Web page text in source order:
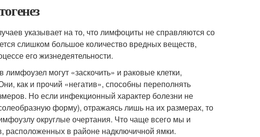
указывает на то, что лимфоциты не справляются со
слишком большое количество вредных веществ,
его жизнедеятельности.
могут «заскочить» и раковые клетки,
как и прочий «негатив», способны переполнять
Но если инфекционный характер болезни не
форму), отражаясь лишь на их размерах, то
округлые очертания. Что чаще всего мы и
в районе надключичной ямки.